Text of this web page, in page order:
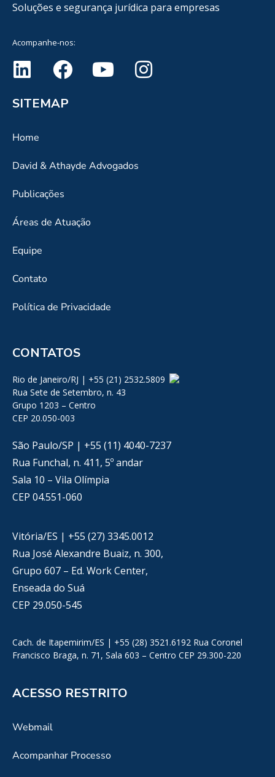
Soluções e segurança jurídica para empresas
Acompanhe-nos:
SITEMAP
Home
David & Athayde Advogados
Publicações
Áreas de Atuação
Equipe
Contato
Política de Privacidade
CONTATOS
Rio de Janeiro/RJ | +55 (21) 2532.5809
Rua Sete de Setembro, n. 43
Grupo 1203 – Centro
CEP 20.050-003
São Paulo/SP | +55 (11) 4040-7237
Rua Funchal, n. 411, 5º andar
Sala 10 – Vila Olímpia
CEP 04.551-060
Vitória/ES | +55 (27) 3345.0012
Rua José Alexandre Buaiz, n. 300,
Grupo 607 – Ed. Work Center,
Enseada do Suá
CEP 29.050-545
Cach. de Itapemirim/ES | +55 (28) 3521.6192 Rua Coronel
Francisco Braga, n. 71, Sala 603 – Centro CEP 29.300-220
ACESSO RESTRITO
Webmail
Acompanhar Processo